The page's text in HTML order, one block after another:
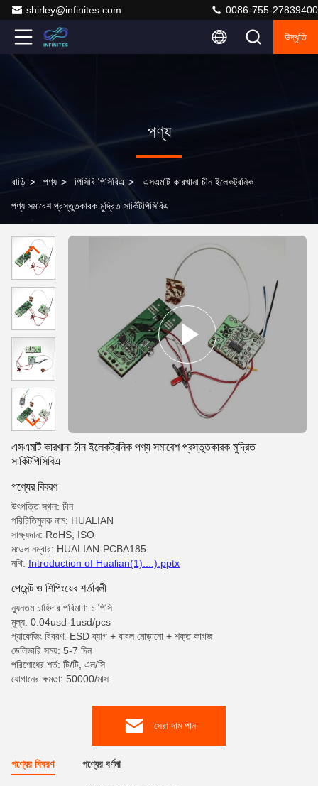
shirley@infinites.com 0086-755-27839400
উদ্ধৃতি
পণ্য
বাড়ি > পণ্য > পিসিবি পিসিবিএ > এসএমটি কারখানা চীন ইলেকট্রনিক
পণ্য সমাবেশ প্রস্তুতকারক মুদ্রিত সার্কিটপিসিবিএ
এসএমটি কারখানা চীন ইলেকট্রনিক পণ্য সমাবেশ প্রস্তুতকারক মুদ্রিত
সার্কিটপিসিবিএ
পণ্যের বিবরণ
উৎপত্তি স্থল: চীন
পরিচিতিমুলক নাম: HUALIAN
সাক্ষ্যদান: RoHS, ISO
মডেল নম্বার: HUALIAN-PCBA185
নথি: Introduction of Hualian(1)....).pptx
পেমেন্ট ও শিপিংয়ের শর্তাবলী
ন্যূনতম চাহিদার পরিমাণ: ১ পিসি
মূল্য: 0.04usd-1usd/pcs
প্যাকেজিং বিবরণ: ESD ব্যাগ + বাবল মোড়ানো + শক্ত কাগজ
ডেলিভারি সময়: 5-7 দিন
পরিশোধের শর্ত: টি/টি, এল/সি
যোগানের ক্ষমতা: 50000/মাস
সেরা দাম পান
পণ্যের বিবরণ পণ্যের বর্ণনা